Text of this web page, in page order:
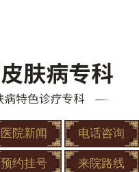
医院新闻 电话咨询
预约挂号 来院路线